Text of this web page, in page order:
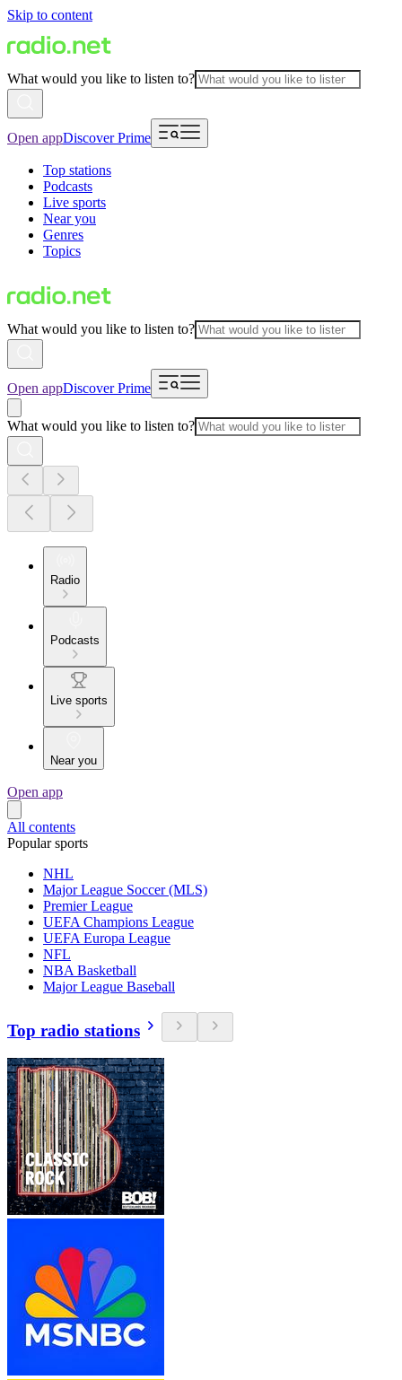
Skip to content
What would you like to listen to?
Open appDiscover Prime
Top stations
Podcasts
Live sports
Near you
Genres
Topics
What would you like to listen to?
Open appDiscover Prime
What would you like to listen to?
Radio
Podcasts
Live sports
Near you
Open app
All contents
Popular sports
NHL
Major League Soccer (MLS)
Premier League
UEFA Champions League
UEFA Europa League
NFL
NBA Basketball
Major League Baseball
Top radio stations